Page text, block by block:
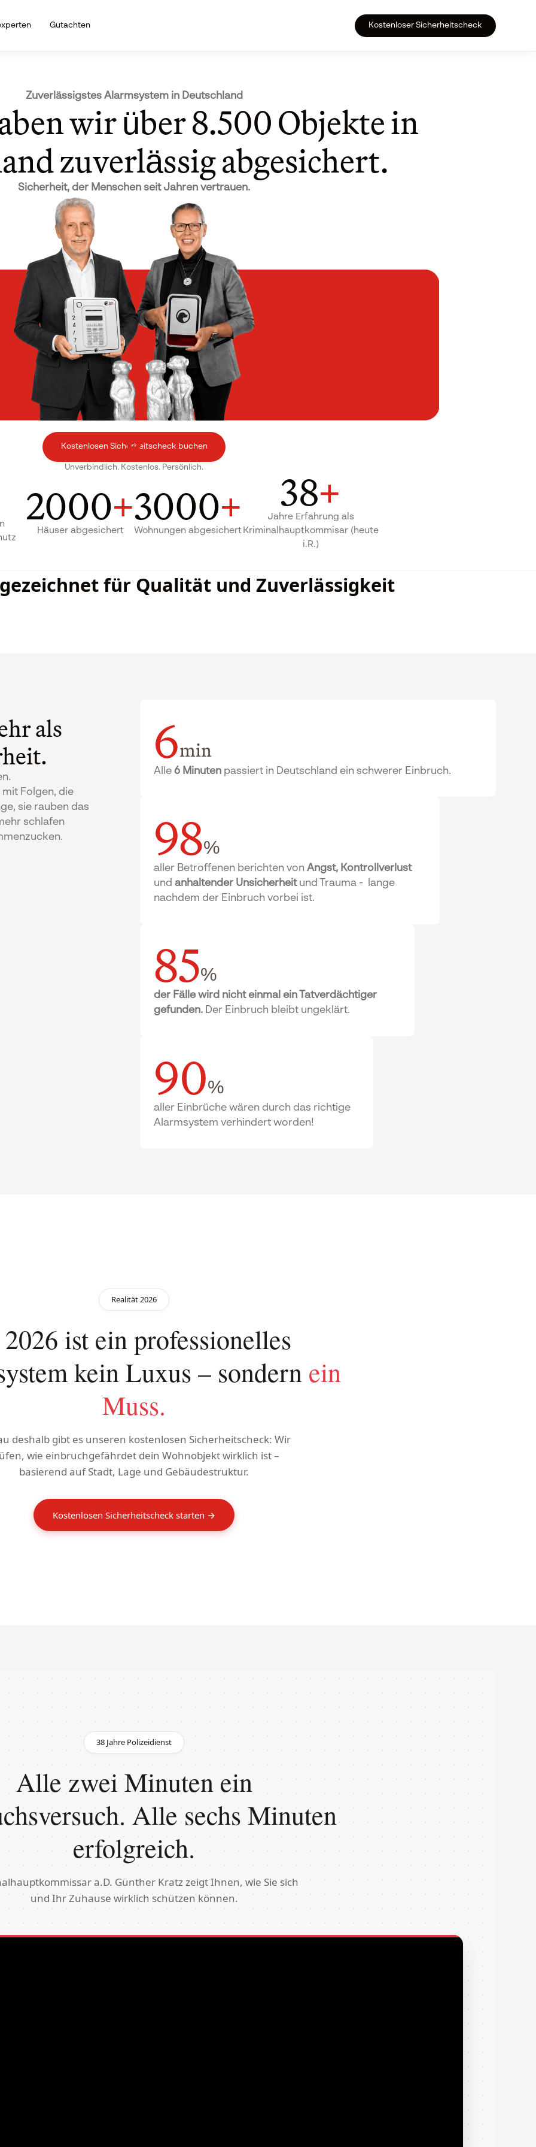
Gutachten Kostenloser Sicherheitscheck
Zuverlässigstes Alarmsystem in Deutschland
wir über 8.500 Objekte in
zuverlässig abgesichert.
Sicherheit, der Menschen seit Jahren vertrauen.
Kostenlosen Sicherheitscheck buchen
Unverbindlich. Kostenlos. Persönlich.
2000+
Häuser abgesichert
3000+
Wohnungen abgesichert
38+
Jahre Erfahrung als
Kriminalhauptkommisar (heute
i.R.)
für Qualität und Zuverlässigkeit
als
Folgen, die
sie rauben das
schlafen
6min
Alle 6 Minutenpassiert in Deutschland ein schwerer Einbruch.
98%
aller Betroffenen berichten von Angst, Kontrollverlust
und anhaltender Unsicherheitund Trauma - lange
nachdem der Einbruch vorbei ist.
85%
der Fälle wird nicht einmal ein Tatverdächtiger
gefunden. Der Einbruch bleibt ungeklärt.
90%
aller Einbrüche wären durch das richtige
Alarmsystem verhindert worden!
Realität 2026
ist ein professionelles
kein Luxus – sondern ein
Muss.
deshalb gibt es unseren kostenlosen Sicherheitscheck: Wir
wie einbruchgefährdet dein Wohnobjekt wirklich ist –
basierend auf Stadt, Lage und Gebäudestruktur.
Kostenlosen Sicherheitscheck starten →
38 Jahre Polizeidienst
Alle zwei Minuten ein
Alle sechs Minuten
erfolgreich.
a.D. Günther Kratz zeigt Ihnen, wie Sie sich
und Ihr Zuhause wirklich schützen können.